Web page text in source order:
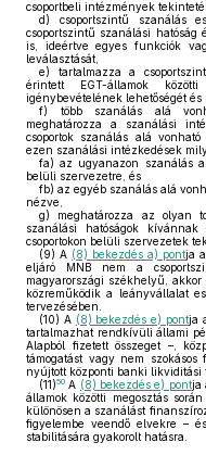
csoportbeli intézmények
d) csoportszintű szanálás
csoportszintű szanálási hatóság
is, ideértve egyes funkciók
leválasztását,
e) tartalmazza a
érintett EGT-államok
igénybevételének lehetőségét és
f) több szanálás alá
meghatározza a szanálási
csoportok szanálás alá
ezen szanálási intézkedések
fa) az ugyanazon szanálás
belüli szervezetre, és
fb) az egyéb szanálás alá
nézve,
g) meghatározza az olyan
szanálási hatóságok
csoportokon belüli szervezetek
(9) A (8) bekezdés a) pontja
eljáró MNB nem a
magyarországi székhelyű,
közreműködik a leányvállalat
tervezésében.
(10) A (8) bekezdés e) pontja
tartalmazhat rendkívüli állami
Alapból fizetett összeget –,
támogatást vagy nem
nyújtott központi banki likviditási
(11)50 A (8) bekezdés e) pontja
államok közötti megosztás
különösen a szanálást
figyelembe veendő elvekre –
stabilitására gyakorolt hatásra.